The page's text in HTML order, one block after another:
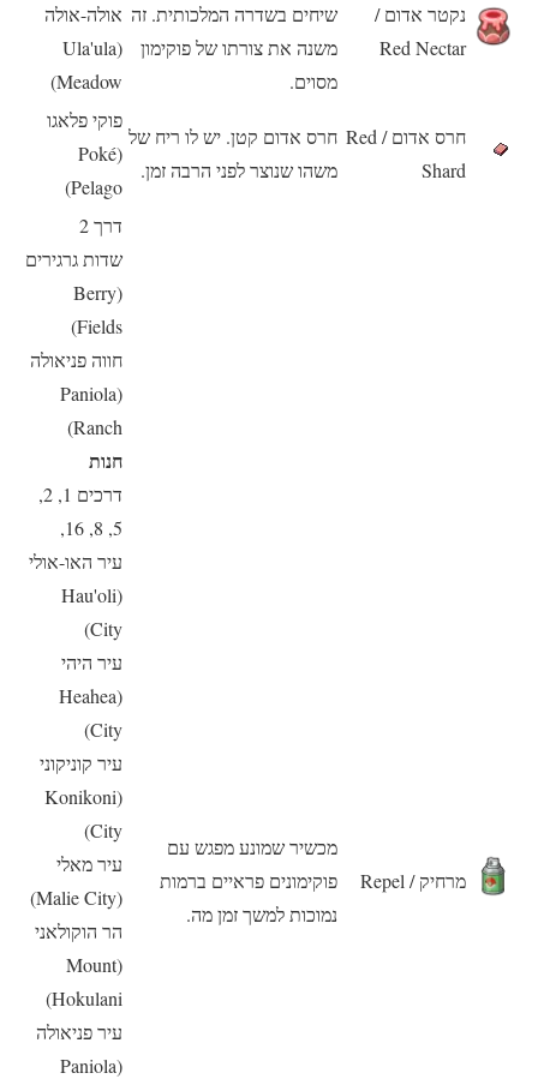
נקטר אדום /
Red Nectar
שיחים בשדרה המלכותית. זה
משנה את צורתו של פוקימון
מסוים.
אולה-אולה
(Ula'ula
Meadow)
חרס אדום / Red
Shard
חרס אדום קטן. יש לו ריח של
משהו שנוצר לפני הרבה זמן.
פוקי פלאגו
(Poké
Pelago)
מרחיק / Repel
מכשיר שמונע מפגש עם
פוקימונים פראיים ברמות
נמוכות למשך זמן מה.
דרך 2
שדות גרגירים
(Berry
Fields)
חווה פניאולה
(Paniola
Ranch)
חנות
דרכים 1, 2,
5, 8, 16,
עיר האו-אולי
(Hau'oli
City)
עיר היהי
(Heahea
City)
עיר קוניקוני
(Konikoni
City)
עיר מאלי
(Malie City)
הר הוקולאני
(Mount
Hokulani)
עיר פניאולה
(Paniola